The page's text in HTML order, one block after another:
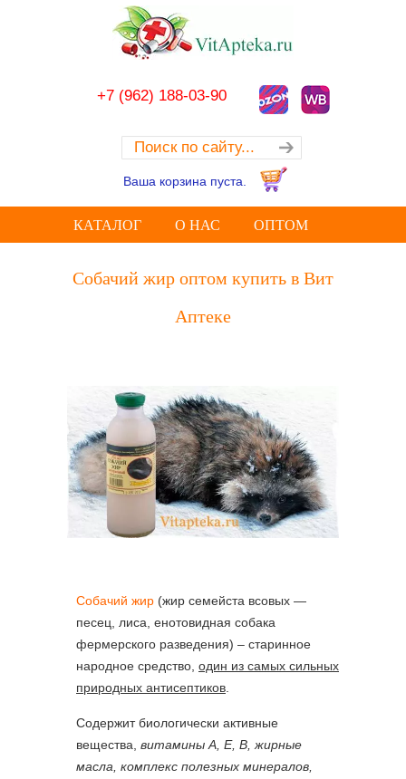
+7 (962) 188-03-90
Ваша корзина пуста.
КАТАЛОГ О НАС ОПТОМ
Собачий жир оптом купить в Вит
Аптеке
Собачий жир (жир семейста всовых —
песец, лиса, енотовидная собака
фермерского разведения) – старинное
народное средство, один из самых сильных
природных антисептиков
Содержит биологически активные
вещества, витамины А, Е, В, жирные
масла, комплекс полезных минералов,